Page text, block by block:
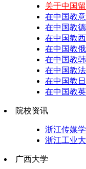
关于中国
在中国教
在中国教
在中国教
在中国教
在中国教
在中国教
在中国教
在中国教
院校资讯
浙江传媒
浙江工业
广西大学